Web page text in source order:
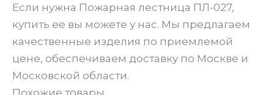
Если нужна Пожарная лестница ПЛ-027,
купить ее вы можете у нас. Мы предлагаем
качественные изделия по приемлемой
цене, обеспечиваем доставку по Москве и
Московской области.